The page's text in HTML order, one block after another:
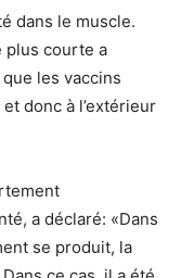
dans le muscle.
plus courte a
les vaccins
donc à l’extérieur
a déclaré: «Dans
se produit, la